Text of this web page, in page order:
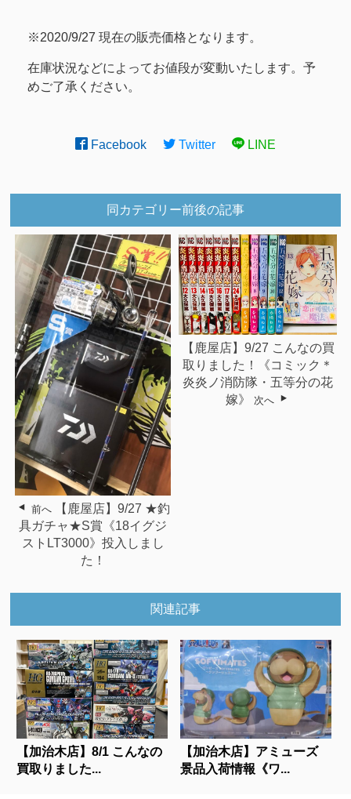
※2020/9/27 現在の販売価格となります。
在庫状況などによってお値段が変動いたします。予
めご了承ください。
Facebook Twitter LINE
同カテゴリー前後の記事
前へ
【鹿屋店】9/27 ★釣
具ガチャ★S賞《18イグジ
ストLT3000》投入しまし
た！
【鹿屋店】9/27 こんなの買
取りました！《コミック＊
炎炎ノ消防隊・五等分の花
嫁》
次へ
関連記事
【加治木店】8/1 こんなの
買取りました...
【加治木店】アミューズ
景品入荷情報《ワ...